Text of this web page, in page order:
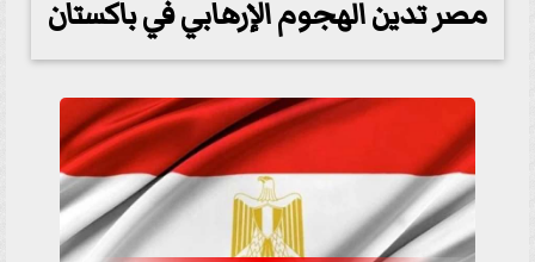
مصر تدين الهجوم الإرهابي في باكستان